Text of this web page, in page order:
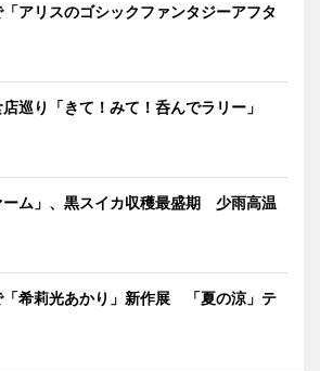
アリスのゴシックファンタジーアフタ
巡り「きて！みて！呑んでラリー」
ーム」、黒スイカ収穫最盛期 少雨高温
「希莉光あかり」新作展 「夏の涼」テ